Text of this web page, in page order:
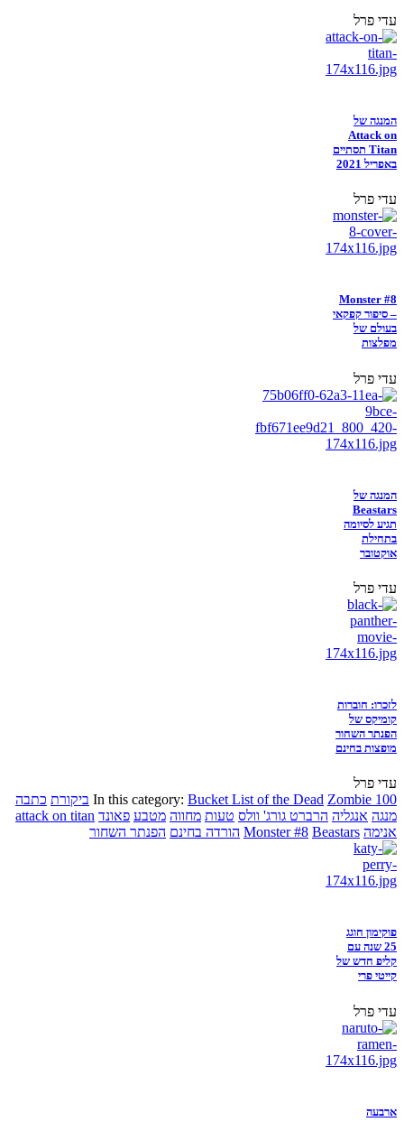
עדי פרל
המנגה של
Attack on
Titan תסתיים
באפריל 2021
עדי פרל
Monster #8
– סיפור קפקאי
בעולם של
מפלצות
עדי פרל
המנגה של
Beastars
תגיע לסיומה
בתחילת
אוקטובר
עדי פרל
לזכרו: חוברות
קומיקס של
הפנתר השחור
מופצות בחינם
עדי פרל
In this category: Bucket List of the Dead Zombie 100 ביקורת כתבה
מנגה אנגליה הרברט גורג' וולס טעות מחווה מטבע פאונד attack on titan
אנימה
Monster #8 Beastars הורדה בחינם הפנתר השחור
פוקימון חוגג
25 שנה עם
קליפ חדש של
קייטי פרי
עדי פרל
ארבעה